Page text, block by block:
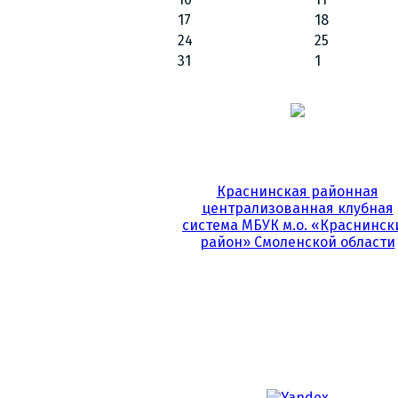
17
18
24
25
31
1
Краснинская районная
централизованная клубная
система МБУК м.о.
район» Смоленской области